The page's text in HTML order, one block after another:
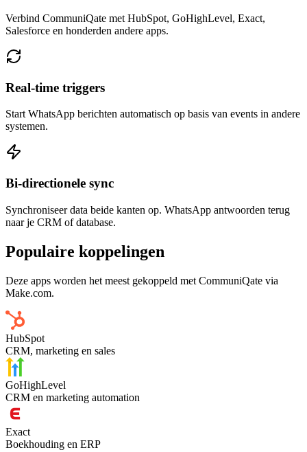
Verbind CommuniQate met HubSpot, GoHighLevel, Exact,
Salesforce en honderden andere apps.
Real-time triggers
Start WhatsApp berichten automatisch op basis van events in andere
systemen.
Bi-directionele sync
Synchroniseer data beide kanten op. WhatsApp antwoorden terug
naar je CRM of database.
Populaire koppelingen
Deze apps worden het meest gekoppeld met CommuniQate via
Make.com.
HubSpot
CRM, marketing en sales
GoHighLevel
CRM en marketing automation
Exact
Boekhouding en ERP